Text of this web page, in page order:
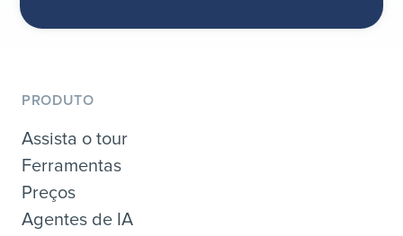
PRODUTO
Assista o tour
Ferramentas
Preços
Agentes de IA